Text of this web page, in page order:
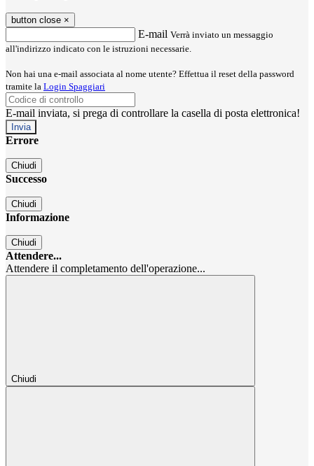
button close ×
E-mail Verrà inviato un messaggio
all'indirizzo indicato con le istruzioni necessarie.
Non hai una e-mail associata al nome utente? Effettua il reset della password
tramite la Login Spaggiari
E-mail inviata, si prega di controllare la casella di posta elettronica!
Errore
Chiudi
Successo
Chiudi
Informazione
Chiudi
Attendere...
Attendere il completamento dell'operazione...
Chiudi